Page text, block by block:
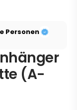
Personen
(A-